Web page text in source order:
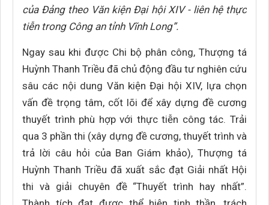
của Đảng theo Văn kiện Đại hội XIV - liên hệ thực
tiễn trong Công an tỉnh Vĩnh Long”.
Ngay sau khi được Chi bộ phân công, Thượng tá
Huỳnh Thanh Triều đã chủ động đầu tư nghiên cứu
sâu các nội dung Văn kiện Đại hội XIV, lựa chọn
vấn đề trọng tâm, cốt lõi để xây dựng đề cương
thuyết trình phù hợp với thực tiễn công tác. Trải
qua 3 phần thi (xây dựng đề cương, thuyết trình và
trả lời câu hỏi của Ban Giám khảo), Thượng tá
Huỳnh Thanh Triều đã xuất sắc đạt Giải nhất Hội
thi và giải chuyên đề “Thuyết trình hay nhất”.